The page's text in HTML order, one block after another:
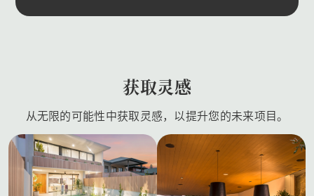
获取灵感
从无限的可能性中获取灵感，以提升您的未来项目。